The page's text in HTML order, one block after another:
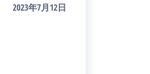
2023年7月12日